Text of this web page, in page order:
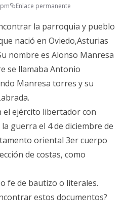
Enlace permanente
la parroquia y pueblo
nació en Oviedo,Asturias
nombre es Alonso Manresa
se llamaba Antonio
Manresa torres y su
el ejército libertador con
guerra el 4 de diciembre de
oriental 3er cuerpo
de costas, como
fe de bautizo o literales.
estos documentos?